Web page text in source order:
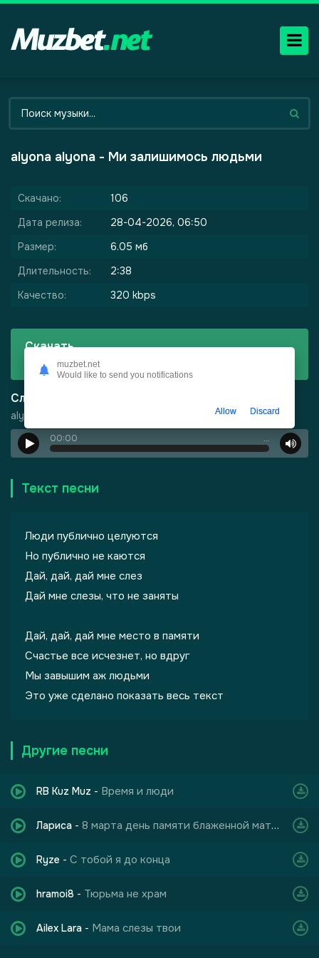
alyona alyona - Ми залишимось людьми
Скачано:
106
Дата релиза:
28-04-2026, 06:50
Размер:
6.05 мб
Длительность:
2:38
Качество:
320 kbps
Скачать
alyona alyona - Ми залишимось людьми
Слушать
alyona alyona - Ми залишимось людьми
00:00 …
Текст песни
Люди публично целуются
Но публично не каются
Дай, дай, дай мне слез
Дай мне слезы, что не заняты
Дай, дай, дай мне место в памяти
Счастье все исчезнет, но вдруг
Мы завышим аж людьми
Это уже сделано показать весь текст
Другие песни
RB Kuz Muz - Время и люди
Лариса - 8 марта день памяти блаженной матроны
Ryze - С тобой я до конца
hramoi8 - Тюрьма не храм
Ailex Lara - Мама слезы твои
Шепот, робкое дыхание
muzbet.net
Would like to send you notifications
Allow Discard